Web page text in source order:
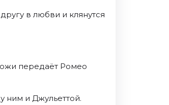
в любви и клянутся
передаёт Ромео
ним и Джульеттой.